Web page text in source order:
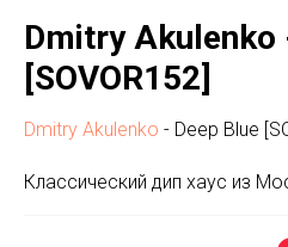
Dmitry Akulenko
[SOVOR152]
Dmitry Akulenko - Deep Blue
Классический дип хаус из